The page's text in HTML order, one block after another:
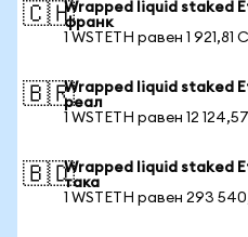
🇨🇭Wrapped liquid staked
франк
1 WSTETH равен 1 921,81
🇧🇷Wrapped liquid staked
реал
1 WSTETH равен 12
🇧🇩Wrapped liquid staked
така
1 WSTETH равен 293